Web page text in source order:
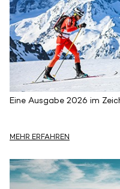
Eine Ausgabe 2026 im
MEHR ERFAHREN